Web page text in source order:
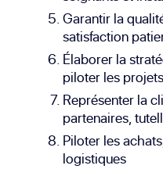
Garantir la
satisfaction
Élaborer la
piloter les
Représenter la
partenaires,
Piloter les
logistiques